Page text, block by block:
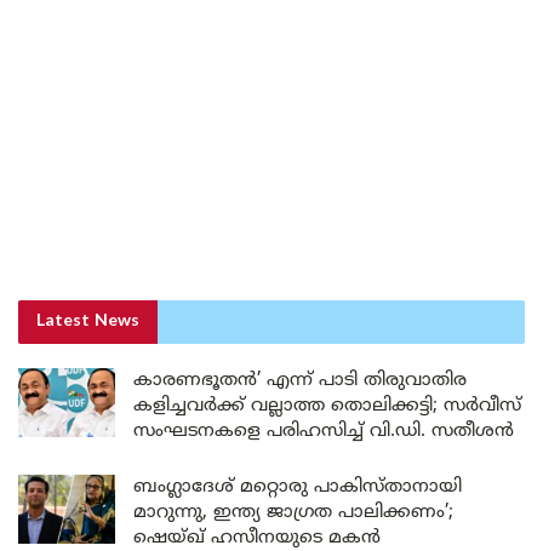
Latest News
കാരണഭൂതൻ’ എന്ന് പാടി തിരുവാതിര
കളിച്ചവർക്ക് വല്ലാത്ത തൊലിക്കട്ടി; സർവീസ്
സംഘടനകളെ പരിഹസിച്ച് വി.ഡി. സതീശൻ
ബംഗ്ലാദേശ് മറ്റൊരു പാകിസ്താനായി
മാറുന്നു, ഇന്ത്യ ജാഗ്രത പാലിക്കണം’;
ഷെയ്ഖ് ഹസീനയുടെ മകൻ